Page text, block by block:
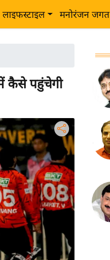
लाइफस्टाइल मनोरंजन जगत
कैसे पहुंचेगी